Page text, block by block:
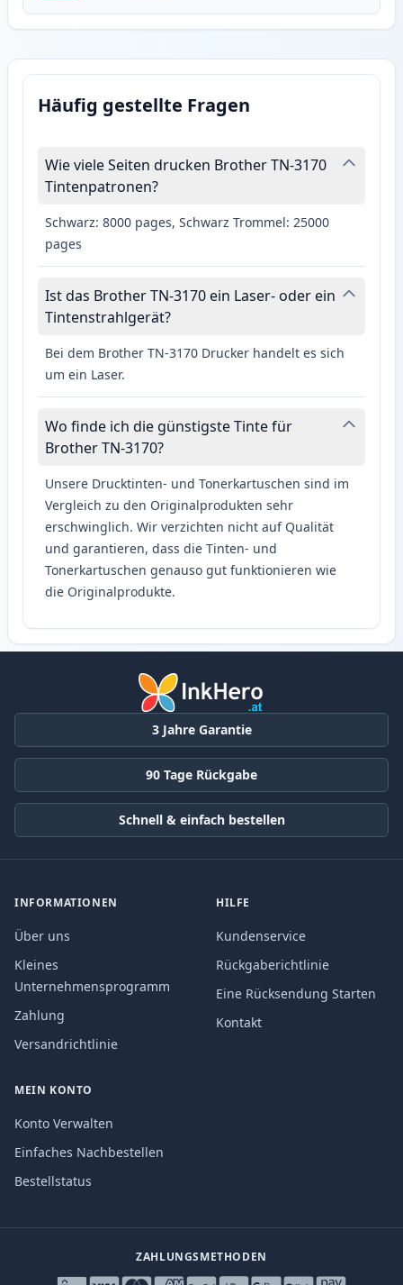
Häufig gestellte Fragen
Wie viele Seiten drucken Brother TN-3170
Tintenpatronen?
Schwarz: 8000 pages, Schwarz Trommel: 25000
pages
Ist das Brother TN-3170 ein Laser- oder ein
Tintenstrahlgerät?
Bei dem Brother TN-3170 Drucker handelt es sich
um ein Laser.
Wo finde ich die günstigste Tinte für
Brother TN-3170?
Unsere Drucktinten- und Tonerkartuschen sind im
Vergleich zu den Originalprodukten sehr
erschwinglich. Wir verzichten nicht auf Qualität
und garantieren, dass die Tinten- und
Tonerkartuschen genauso gut funktionieren wie
die Originalprodukte.
3 Jahre Garantie
90 Tage Rückgabe
Schnell & einfach bestellen
INFORMATIONEN
Über uns
Kleines
Unternehmensprogramm
Zahlung
Versandrichtlinie
HILFE
Kundenservice
Rückgaberichtlinie
Eine Rücksendung Starten
Kontakt
MEIN KONTO
Konto Verwalten
Einfaches Nachbestellen
Bestellstatus
ZAHLUNGSMETHODEN